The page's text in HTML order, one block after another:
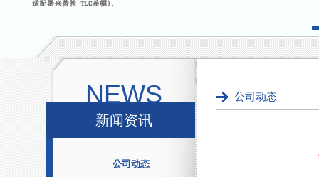
NEWS
新闻资讯
公司动态
公司动态